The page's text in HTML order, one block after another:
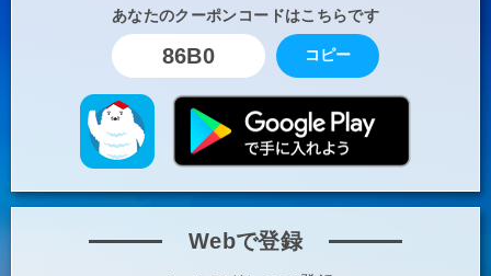
あなたのクーポンコードはこちらです
86B0 コピー
Webで登録